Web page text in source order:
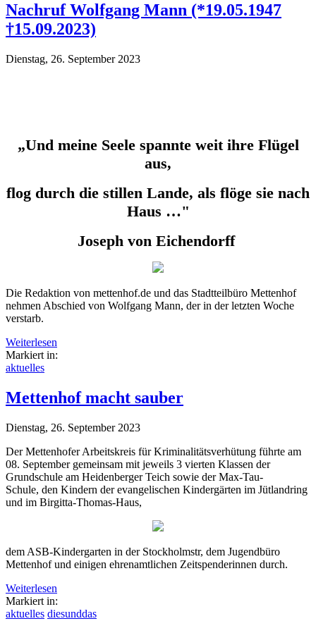
Nachruf Wolfgang Mann (*19.05.1947
†15.09.2023)
Dienstag, 26. September 2023
„Und meine Seele spannte weit ihre Flügel
aus,
flog durch die stillen Lande, als flöge sie nach
Haus …"
Joseph von Eichendorff
Die Redaktion von mettenhof.de und das Stadtteilbüro Mettenhof
nehmen Abschied von Wolfgang Mann, der in der letzten Woche
verstarb.
Weiterlesen
Markiert in:
aktuelles
Mettenhof macht sauber
Dienstag, 26. September 2023
Der Mettenhofer Arbeitskreis für Kriminalitätsverhütung führte am
08. September gemeinsam mit jeweils 3 vierten Klassen der
Grundschule am Heidenberger Teich sowie der Max-Tau-
Schule, den Kindern der evangelischen Kindergärten im Jütlandring
und im Birgitta-Thomas-Haus,
dem ASB-Kindergarten in der Stockholmstr, dem Jugendbüro
Mettenhof und einigen ehrenamtlichen Zeitspenderinnen durch.
Weiterlesen
Markiert in:
aktuelles diesunddas